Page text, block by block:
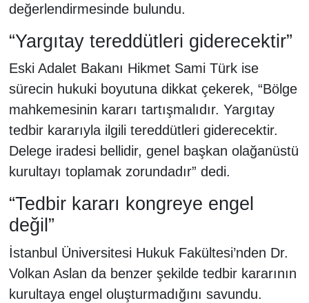
değerlendirmesinde bulundu.
“Yargıtay tereddütleri giderecektir”
Eski Adalet Bakanı Hikmet Sami Türk ise
sürecin hukuki boyutuna dikkat çekerek, “Bölge
mahkemesinin kararı tartışmalıdır. Yargıtay
tedbir kararıyla ilgili tereddütleri giderecektir.
Delege iradesi bellidir, genel başkan olağanüstü
kurultayı toplamak zorundadır” dedi.
“Tedbir kararı kongreye engel
değil”
İstanbul Üniversitesi Hukuk Fakültesi’nden Dr.
Volkan Aslan da benzer şekilde tedbir kararının
kurultaya engel oluşturmadığını savundu.